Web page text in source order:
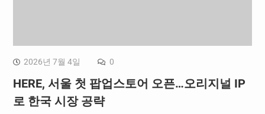
2026년 7월 4일 0
HERE, 서울 첫 팝업스토어 오픈…오리지널 IP
로 한국 시장 공략